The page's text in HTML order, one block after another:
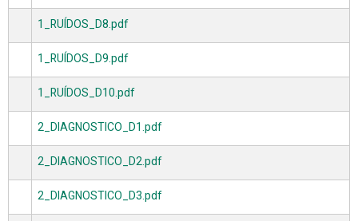
1_RUÍDOS_D8.pdf
1_RUÍDOS_D9.pdf
1_RUÍDOS_D10.pdf
2_DIAGNOSTICO_D1.pdf
2_DIAGNOSTICO_D2.pdf
2_DIAGNOSTICO_D3.pdf